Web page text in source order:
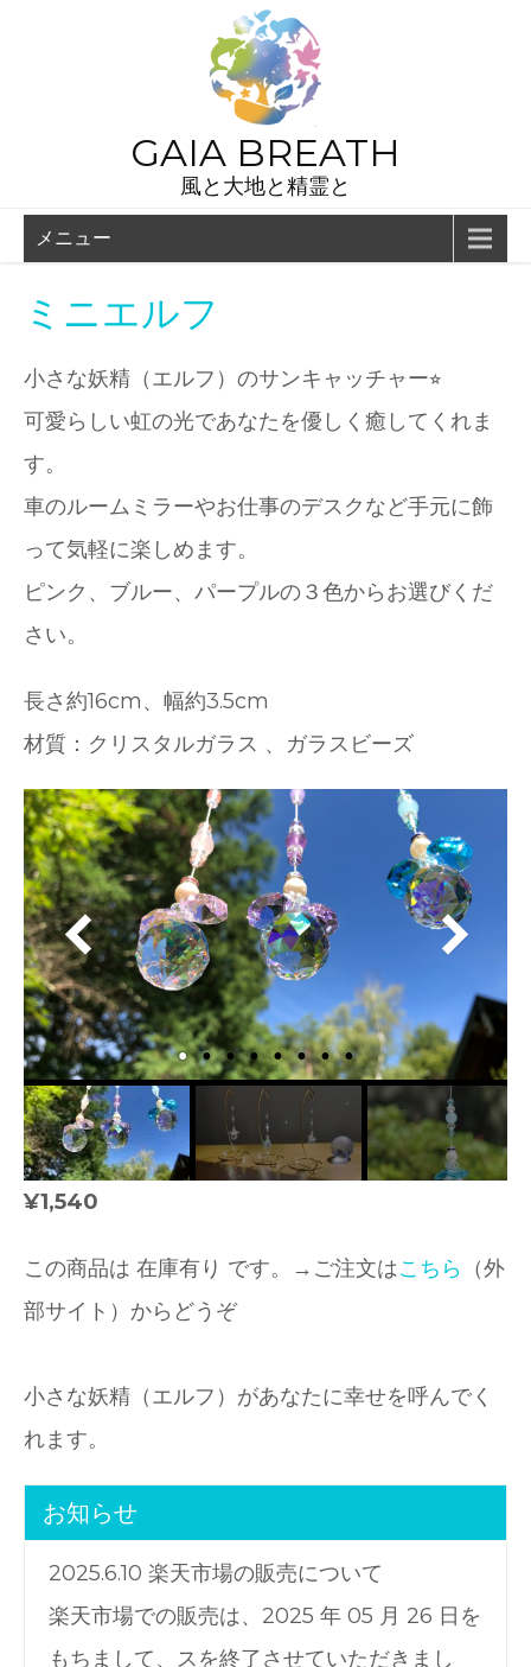
GAIA BREATH
風と大地と精霊と
メニュー
ミニエルフ
小さな妖精（エルフ）のサンキャッチャー⭐︎
可愛らしい虹の光であなたを優しく癒してくれま
す。
車のルームミラーやお仕事のデスクなど手元に飾
って気軽に楽しめます。
ピンク、ブルー、パープルの３色からお選びくだ
さい。
長さ約16cm、幅約3.5cm
材質：クリスタルガラス 、ガラスビーズ
¥1,540
この商品は 在庫有り です。→ご注文はこちら （外
部サイト）からどうぞ
小さな妖精（エルフ）があなたに幸せを呼んでく
れます。
お知らせ
2025.6.10 楽天市場の販売について
楽天市場での販売は、2025 年 05 月 26 日を
もちまして、スを終了させていただきまし